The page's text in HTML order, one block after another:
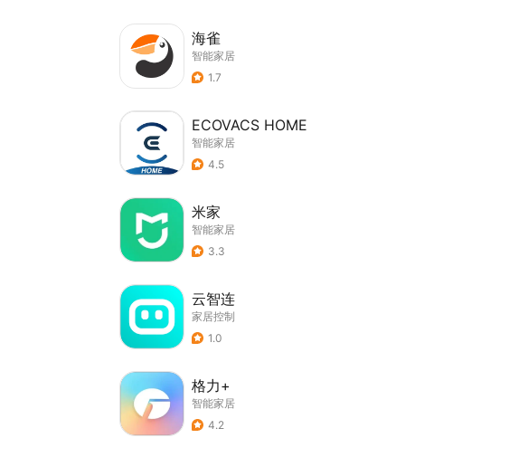
海雀
智能家居
1.7
ECOVACS HOME
智能家居
4.5
米家
智能家居
3.3
云智连
家居控制
1.0
格力+
智能家居
4.2